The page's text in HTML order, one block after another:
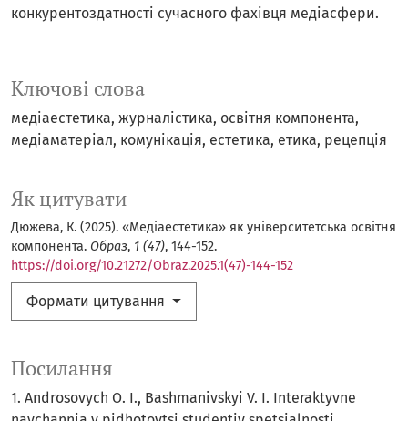
Ключові слова
медіаестетика журналістика освітня компонента
медіаматеріал комунікація естетика етика рецепція
Як цитувати
Дюжева, К. (2025). «Медіаестетика» як університетська освітня
компонента. Образ, 1 (47), 144-152.
https://doi.org/10.21272/Obraz.2025.1(47)-144-152
Формати цитування
конкурентоздатності сучасного фахівця медіасфери.
Посилання
1. Androsovych O. I., Bashmanivskyi V. I. Interaktyvne